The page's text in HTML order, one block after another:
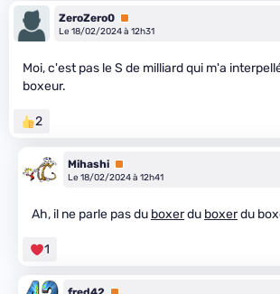
ZeroZero0 Premium
Le 18/02/2024 à 12h31
Moi, c'est pas le S de milliard qui m'a
boxeur.
2
Mihashi Premium
Le 18/02/2024 à 12h41
Ah, il ne parle pas du boxerdu boxerdu
1